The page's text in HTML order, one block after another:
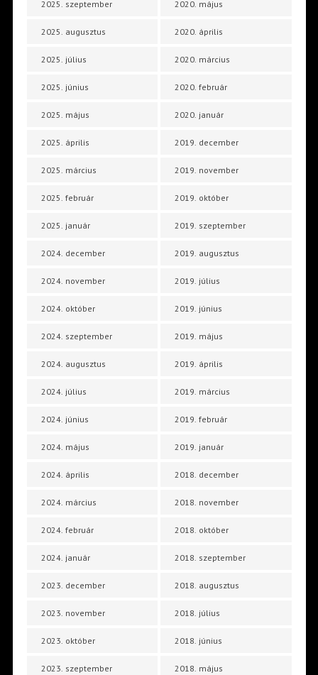
2025. szeptember
2025. augusztus
2025. július
2025. június
2025. május
2025. április
2025. március
2025. február
2025. január
2024. december
2024. november
2024. október
2024. szeptember
2024. augusztus
2024. július
2024. június
2024. május
2024. április
2024. március
2024. február
2024. január
2023. december
2023. november
2023. október
2023. szeptember
2020. május
2020. április
2020. március
2020. február
2020. január
2019. december
2019. november
2019. október
2019. szeptember
2019. augusztus
2019. július
2019. június
2019. május
2019. április
2019. március
2019. február
2019. január
2018. december
2018. november
2018. október
2018. szeptember
2018. augusztus
2018. július
2018. június
2018. május